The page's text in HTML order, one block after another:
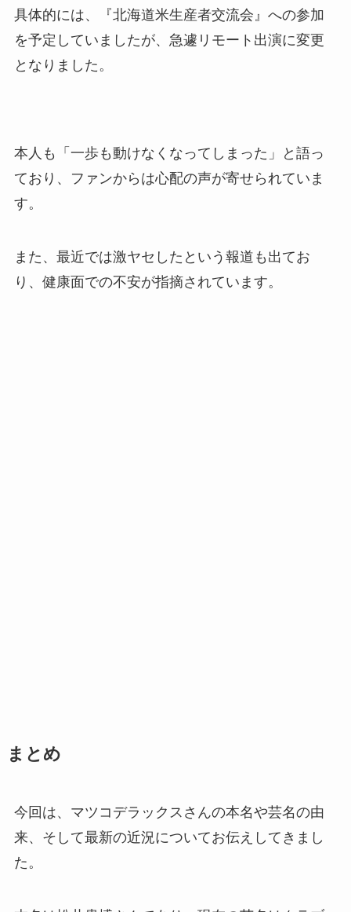
具体的には、『北海道米生産者交流会』への参加
を予定していましたが、急遽リモート出演に変更
となりました。
本人も「一歩も動けなくなってしまった」と語っ
ており、ファンからは心配の声が寄せられていま
す。
また、最近では激ヤセしたという報道も出てお
り、健康面での不安が指摘されています。
まとめ
今回は、マツコデラックスさんの本名や芸名の由
来、そして最新の近況についてお伝えしてきまし
た。